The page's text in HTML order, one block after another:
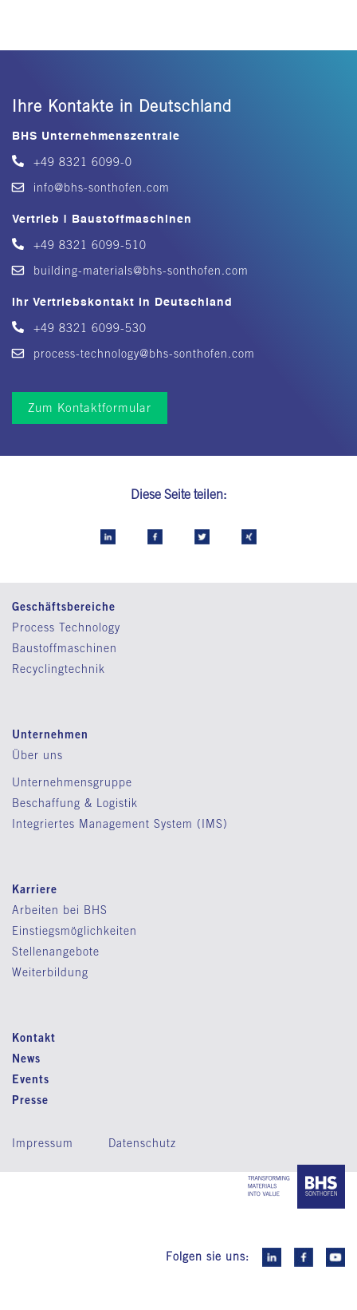
Ihre Kontakte in Deutschland
BHS Unternehmenszentrale
+49 8321 6099-0
info@bhs-sonthofen.com
Vertrieb | Baustoffmaschinen
+49 8321 6099-510
building-materials@bhs-sonthofen.com
Ihr Vertriebskontakt in Deutschland
+49 8321 6099-530
process-technology@bhs-sonthofen.com
Zum Kontaktformular
Diese Seite teilen:
Geschäftsbereiche
Process Technology
Baustoffmaschinen
Recyclingtechnik
Unternehmen
Über uns
Unternehmensgruppe
Beschaffung & Logistik
Integriertes Management System (IMS)
Karriere
Arbeiten bei BHS
Einstiegsmöglichkeiten
Stellenangebote
Weiterbildung
Kontakt
News
Events
Presse
Impressum Datenschutz
Folgen sie uns: